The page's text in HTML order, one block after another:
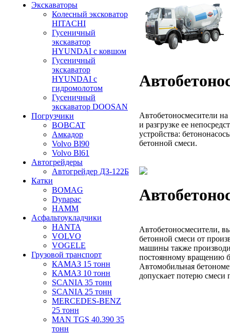
Экскаваторы
Колесный эксковатор
HITACHI
Гусеничный
экскаватор
HYUNDAI с ковшом
Гусеничный
экскаватор
HYUNDAI с
гидромолотом
Гусеничный
экскаватор DOOSAN
Погрузчики
BOBCAT
Амкадор
Volvo Bl90
Volvo Bl61
Автогрейдеры
Автогрейдер ДЗ-122Б
Катки
BOMAG
Dynapac
HAMM
Асфальтоукладчики
HANTA
VOLVO
VOGELE
Грузовой транспорт
КАМАЗ 15 тонн
КАМАЗ 10 тонн
SCANIA 35 тонн
SCANIA 25 тонн
MERCEDES-BENZ
25 тонн
MAN TGS 40.390 35
тонн
Автобетоносмесители
и разгрузке ее
устройства:
бетонной смеси.
Автобетоносмесители,
бетонной смеси от
машины также
постоянному вращению
Автомобильная
допускает потерю смеси